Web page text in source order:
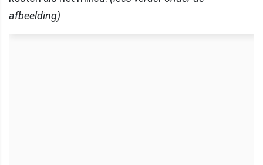
afbeelding)